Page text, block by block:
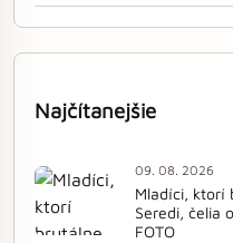
Najčítanejšie
09. 08. 2026
Mladíci, ktorí
Seredi, čelia
FOTO